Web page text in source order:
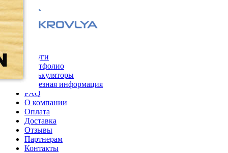
Меню
Услуги
Портфолио
Калькуляторы
Полезная информация
FAQ
О компании
Оплата
Доставка
Отзывы
Партнерам
Контакты